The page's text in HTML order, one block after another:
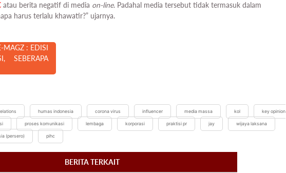
atau berita negatif di media on-line. Padahal media tersebut tidak termasuk dalam
harus terlalu khawatir?” ujarnya.
MAGZ : EDISI
SEBERAPA
humas indonesia corona virus influencer media massa kol key opinion
proses komunikasi lembaga korporasi praktisi pr jay wijaya laksana
(persero) pihc
BERITA TERKAIT